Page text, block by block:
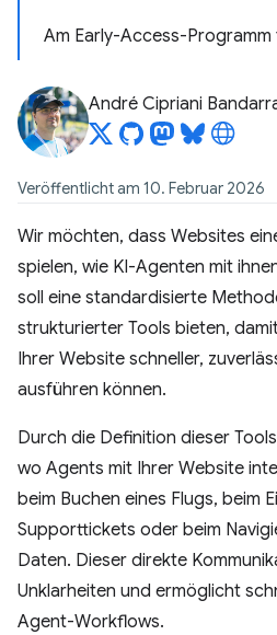
Am Early-Access-Programm
André Cipriani
Veröffentlicht am 10. Februar 2026
Wir möchten, dass Websites
spielen, wie KI-Agenten mit
soll eine standardisierte
strukturierter Tools bieten,
Ihrer Website schneller,
ausführen können.
Durch die Definition dieser
wo Agents mit Ihrer Website
beim Buchen eines Flugs, beim
Supporttickets oder beim
Daten. Dieser direkte
Unklarheiten und ermöglicht
Agent-Workflows.